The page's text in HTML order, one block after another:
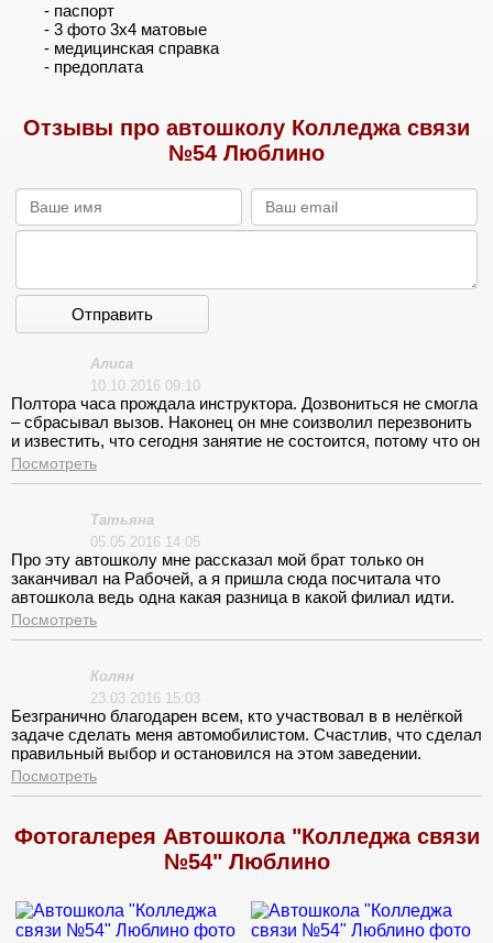
- паспорт
- 3 фото 3х4 матовые
- медицинская справка
- предоплата
Отзывы про автошколу Колледжа связи
№54 Люблино
Отправить
Алиса
10.10.2016 09:10
Полтора часа прождала инструктора. Дозвониться не смогла
– сбрасывал вызов. Наконец он мне соизволил перезвонить
и известить, что сегодня занятие не состоится, потому что он
сломался. Таких «занятий» было три! Столько времени
впустую…
Посмотреть
Татьяна
05.05.2016 14:05
Про эту автошколу мне рассказал мой брат только он
заканчивал на Рабочей, а я пришла сюда посчитала что
автошкола ведь одна какая разница в какой филиал идти.
Наверно это было моей ошибкой, потому что на теории я
ничего не поняла. Когда проходили знаки еще как-то, но как
запуталась. Было желание все бросить и уйти, но ситуацию
как не странно спас мой инструктор, который меня и научил
как эти знаки применять. Спасибо!
Посмотреть
Колян
23.03.2016 15:03
Безгранично благодарен всем, кто участвовал в в нелёгкой
задаче сделать меня автомобилистом. Счастлив, что сделал
правильный выбор и остановился на этом заведении.
Теоретические занятия проходили в основном корпусе
колледжа на ул. Судакова, что создавало удобства при
Инструктор приветливый и располагающий.
Посмотреть
Фотогалерея Автошкола "Колледжа связи
№54" Люблино